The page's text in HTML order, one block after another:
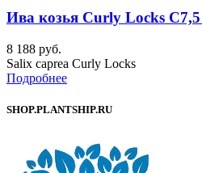
Ива козья Curly Locks
8 188 руб.
Salix caprea Curly Locks
Подробнее
SHOP.PLANTSHIP.RU